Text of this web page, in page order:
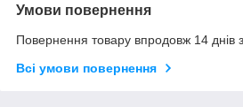
Умови повернення
Повернення товару впродовж 14 днів
Всі умови повернення